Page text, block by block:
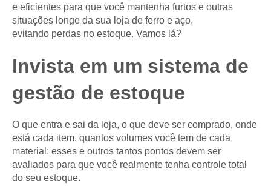
e eficientes para que você mantenha furtos e outras
situações longe da sua loja de ferro e aço,
evitando perdas no estoque. Vamos lá?
Invista em um sistema de
gestão de estoque
O que entra e sai da loja, o que deve ser comprado, onde
está cada item, quantos volumes você tem de cada
material: esses e outros tantos pontos devem ser
avaliados para que você realmente tenha controle total
do seu estoque.